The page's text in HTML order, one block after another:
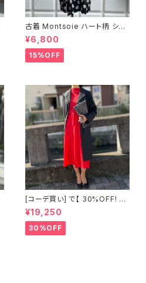
古着 Montsoie ハート柄 シア
ーシャツ ブラック
¥6,800
15%OFF
[コーデ買い] で【 30%OFF! 】2
点 フランス古着 レッドライン 切
り替えワンピース + フランス古
着 TERGAL ブラック コート
¥19,250
30%OFF